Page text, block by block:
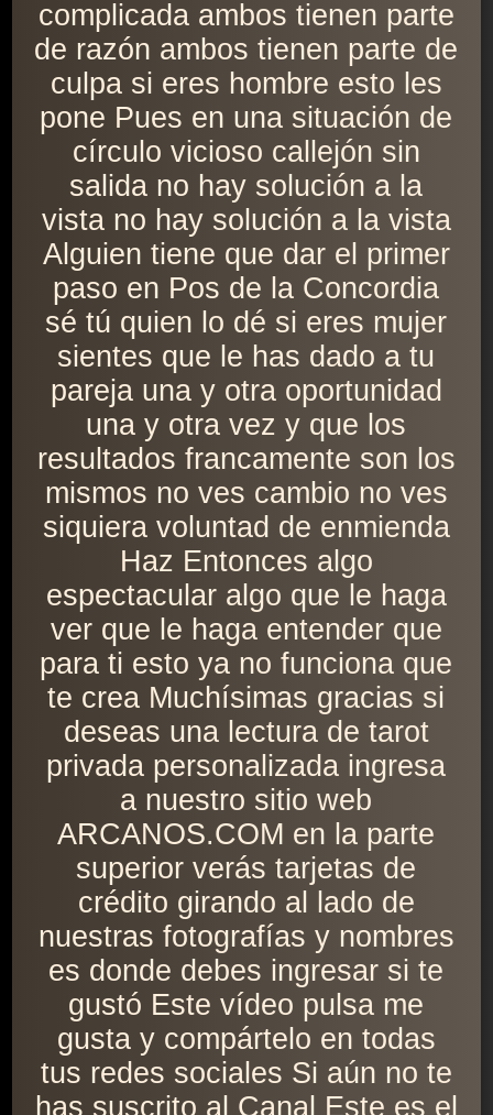
complicada ambos tienen parte
de razón ambos tienen parte de
culpa si eres hombre esto les
pone Pues en una situación de
círculo vicioso callejón sin
salida no hay solución a la
vista no hay solución a la vista
Alguien tiene que dar el primer
paso en Pos de la Concordia
sé tú quien lo dé si eres mujer
sientes que le has dado a tu
pareja una y otra oportunidad
una y otra vez y que los
resultados francamente son los
mismos no ves cambio no ves
siquiera voluntad de enmienda
Haz Entonces algo
espectacular algo que le haga
ver que le haga entender que
para ti esto ya no funciona que
te crea Muchísimas gracias si
deseas una lectura de tarot
privada personalizada ingresa
a nuestro sitio web
ARCANOS.COM en la parte
superior verás tarjetas de
crédito girando al lado de
nuestras fotografías y nombres
es donde debes ingresar si te
gustó Este vídeo pulsa me
gusta y compártelo en todas
tus redes sociales Si aún no te
has suscrito al Canal Este es el